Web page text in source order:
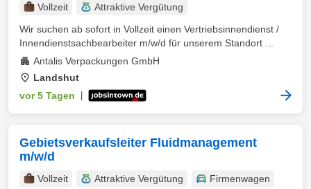
Vollzeit
Attraktive Vergütung
Wir suchen ab sofort in Vollzeit einen Vertriebsinnendienst /
Innendienstsachbearbeiter m/w/d für unserem Standort ...
Antalis Verpackungen GmbH
Landshut
vor 5 Tagen
Gebietsverkaufsleiter Fluidmanagement
m/w/d
Vollzeit Attraktive Vergütung
Firmenwagen